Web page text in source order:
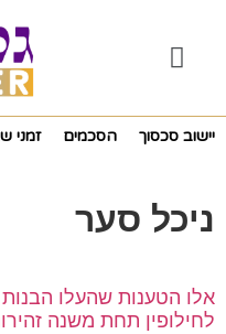
יישוב סכסוך הסכמים זמני
ניכל סער
אלו הטענות שהעלו
לחילופין תחת משנה